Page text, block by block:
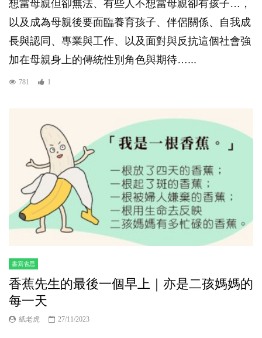
想當母親但卻無法、有些人不想當母親卻有孩子…，
以及成為母親後要面臨養育孩子、伴侶關係、自我成
長與認同、專業與工作、以及面對與反抗這個社會強
加在母親身上的傳統性別角色與期待…...
781 1
書寫省思
香蕉先生的最後一個早上｜亦是二孩媽媽的
每一天
紙老虎 27/11/2023